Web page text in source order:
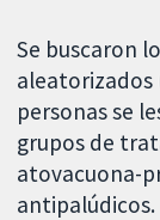
Se buscaron
aleatorizados
personas se
grupos de
atovacuona-